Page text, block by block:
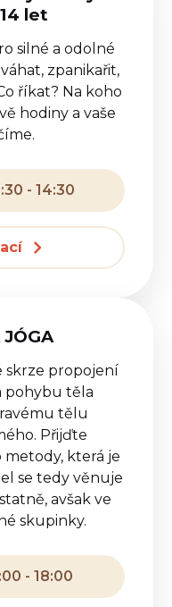
let
silné a odolné
zpanikařit,
říkat? Na koho
hodiny a vaše
- 14:30
skrze propojení
pohybu těla
tělu
Přijďte
která je
se tedy věnuje
avšak ve
skupinky.
- 18:00